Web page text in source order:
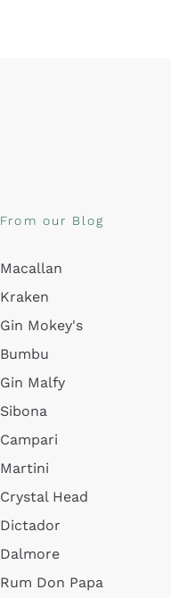
From our Blog
Macallan
Kraken
Gin Mokey's
Bumbu
Gin Malfy
Sibona
Campari
Martini
Crystal Head
Dictador
Dalmore
Rum Don Papa